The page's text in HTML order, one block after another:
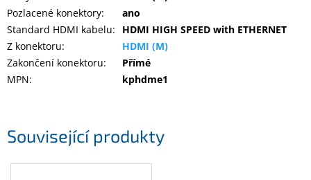
Související produkty
Pozlacené konektory:
ano
Standard HDMI kabelu:
HDMI HIGH SPEED with ETHERNET
Z konektoru:
HDMI (M)
Zakončení konektoru:
Přímé
MPN: kphdme1